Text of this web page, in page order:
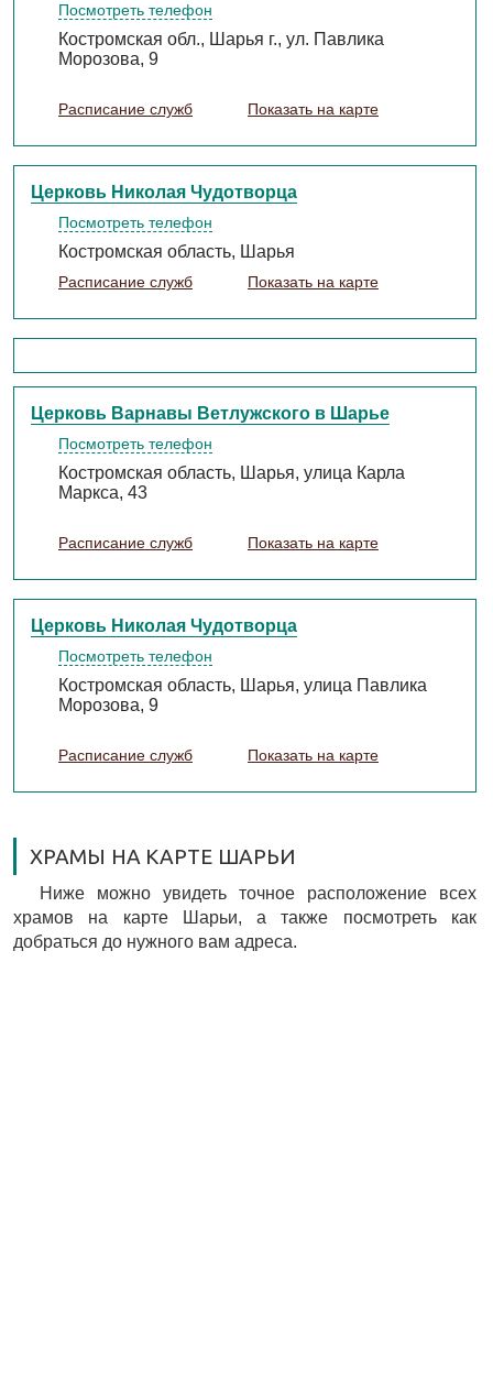
Посмотреть телефон
Костромская обл., Шарья г., ул. Павлика
Морозова, 9
Расписание служб Показать на карте
Церковь Николая Чудотворца
Посмотреть телефон
Костромская область, Шарья
Расписание служб Показать на карте
Церковь Варнавы Ветлужского в Шарье
Посмотреть телефон
Костромская область, Шарья, улица Карла
Маркса, 43
Расписание служб Показать на карте
Церковь Николая Чудотворца
Посмотреть телефон
Костромская область, Шарья, улица Павлика
Морозова, 9
Расписание служб Показать на карте
ХРАМЫ НА КАРТЕ ШАРЬИ
Ниже можно увидеть точное расположение всех
храмов на карте Шарьи, а также посмотреть как
добраться до нужного вам адреса.